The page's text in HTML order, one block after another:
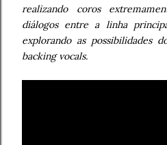
realizando coros
diálogos entre a linha
explorando as possibilidades
backing vocals.